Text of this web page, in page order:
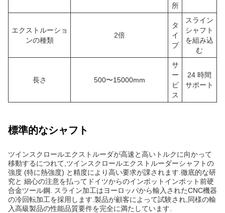
所
エクストルーショ
ンの種類
2倍
タ
イ
プ
スライン
シャフト
を組み込
む
長さ 500〜15000mm
サ
ー
ビ
ス
24 時間
サポート
標準的なシャフト
ツインスクロールエクストルーダが高速と高いトルクに向かって
移動するにつれて,ツインスクロールエクストルーダーシャフトの
強度 (特に熱強度) と精度により高い要求が課されます.徹底的な研
究と 細心の注意を払ってドイツからのインポットインポット前硬
合金ツール鋼. スライン加工はヨーロッパから輸入されたCNC機器
の冷回転加工を採用します.製品が顧客によって試験され,同様の輸
入高級製品の性能品質要件を完全に満たしています.